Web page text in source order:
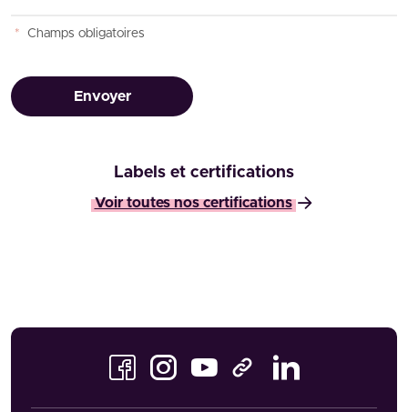
* Champs obligatoires
Envoyer
Labels et certifications
Voir toutes nos certifications
FacebookInstagramYoutube TikTok